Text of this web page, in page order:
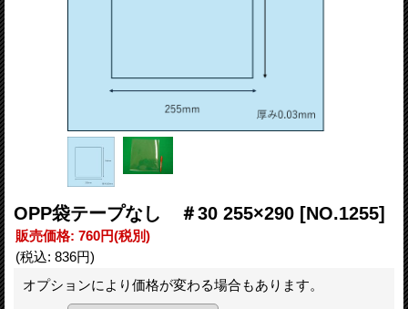
OPP袋テープなし ＃30 255×290 [NO.1255]
販売価格: 760円(税別)
(税込: 836円)
オプションにより価格が変わる場合もあります。